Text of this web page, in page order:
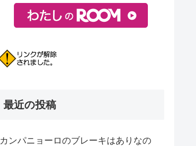
最近の投稿
カンパニョーロのブレーキはありなの